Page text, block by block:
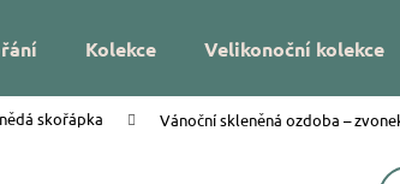
Kolekce Velikonoční kolekce
skořápka Vánoční skleněná ozdoba –
Co potřebujete najít?